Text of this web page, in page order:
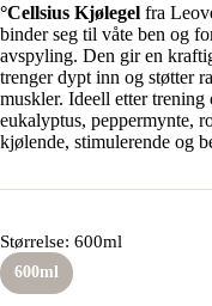
°Cellsius Kjølegel fra
binder seg til våte ben og
avspyling. Den gir en
trenger dypt inn og støtter
muskler. Ideell etter
eukalyptus, peppermynte,
kjølende, stimulerende og
Størrelse: 600ml
600ml